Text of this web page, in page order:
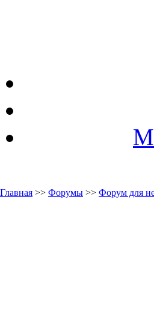
Главная >> Форумы >> Форум для